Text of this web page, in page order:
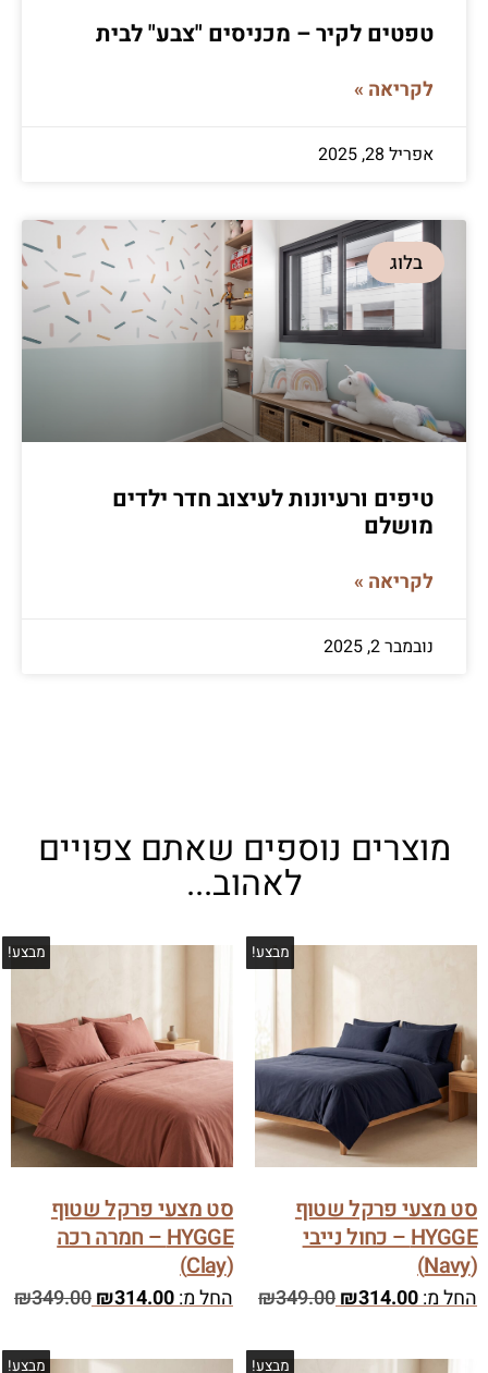
טפטים לקיר – מכניסים "צבע" לבית
לקריאה »
אפריל 28, 2025
בלוג
טיפים ורעיונות לעיצוב חדר ילדים
מושלם
לקריאה »
נובמבר 2, 2025
מוצרים נוספים שאתם צפויים
לאהוב...
מבצע!
סט מצעי פרקל שטוף
HYGGE – כחול נייבי
(Navy)
החל מ: ₪314.00
₪349.00
מבצע!
סט מצעי פרקל שטוף
HYGGE – חמרה רכה
(Clay)
החל מ: ₪314.00
₪349.00
מבצע! מבצע!